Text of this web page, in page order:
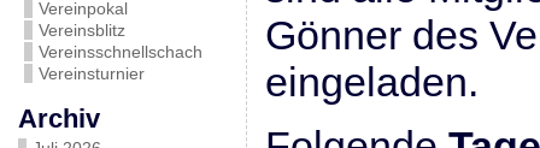
Vereinpokal
Vereinsblitz
Vereinsschnellschach
Vereinsturnier
Archiv
Gönner des
eingeladen.